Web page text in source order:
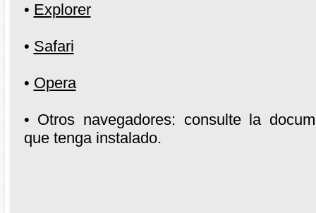
• Explorer
• Safari
• Opera
• Otros navegadores: consulte la
que tenga instalado.